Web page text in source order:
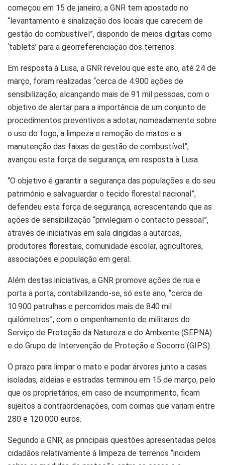
começou em 15 de janeiro, a GNR tem apostado no
“levantamento e sinalização dos locais que carecem de
gestão do combustível”, dispondo de meios digitais como
‘tablets’ para a georreferenciação dos terrenos.
Em resposta à Lusa, a GNR revelou que este ano, até 24 de
março, foram realizadas “cerca de 4.900 ações de
sensibilização, alcançando mais de 91 mil pessoas, com o
objetivo de alertar para a importância de um conjunto de
procedimentos preventivos a adotar, nomeadamente sobre
o uso do fogo, a limpeza e remoção de matos e a
manutenção das faixas de gestão de combustível”,
avançou esta força de segurança, em resposta à Lusa.
“O objetivo é garantir a segurança das populações e do seu
património e salvaguardar o tecido florestal nacional”,
defendeu esta força de segurança, acrescentando que as
ações de sensibilização “privilegiam o contacto pessoal”,
através de iniciativas em sala dirigidas a autarcas,
produtores florestais, comunidade escolar, agricultores,
associações e população em geral.
Além destas iniciativas, a GNR promove ações de rua e
porta a porta, contabilizando-se, só este ano, “cerca de
10.900 patrulhas e percorridos mais de 840 mil
quilómetros”, com o empenhamento de militares do
Serviço de Proteção da Natureza e do Ambiente (SEPNA)
e do Grupo de Intervenção de Proteção e Socorro (GIPS).
O prazo para limpar o mato e podar árvores junto a casas
isoladas, aldeias e estradas terminou em 15 de março, pelo
que os proprietários, em caso de incumprimento, ficam
sujeitos a contraordenações, com coimas que variam entre
280 e 120.000 euros.
Segundo a GNR, as principais questões apresentadas pelos
cidadãos relativamente à limpeza de terrenos “incidem